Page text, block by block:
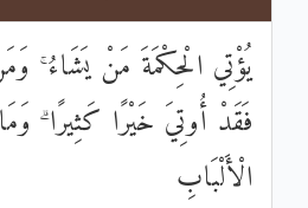
يُؤْتِي الْحِكْمَةَ مَنْ يَشَاءُ
فَقَدْ أُوتِيَ خَيْرًا كَثِيرًا
الْأَلْبَابِ